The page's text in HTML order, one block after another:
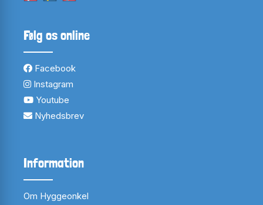
Følg os online
Facebook
Instagram
Youtube
Nyhedsbrev
Information
Om Hyggeonkel